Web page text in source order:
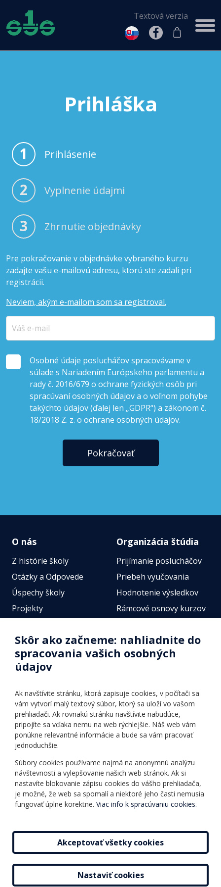
Textová verzia
Prihláška
1 Prihlásenie
2 Vyplnenie údajmi
3 Zhrnutie objednávky
Pre pokračovanie v objednávke vybraného kurzu
zadajte vašu e-mailovú adresu, ktorú ste zadali pri
registrácii.
Neviem, akým e-mailom som sa registroval.
Osobné údaje poslucháčov spracovávame v
súlade s Nariadením Európskeho parlamentu a
rady č. 2016/679 o ochrane fyzických osôb pri
spracúvaní osobných údajov a o voľnom pohybe
takýchto údajov (ďalej len „GDPR“) a zákonom č.
18/2018 Z. z. o ochrane osobných údajov.
Pokračovať
O nás
Z histórie školy
Otázky a Odpovede
Úspechy školy
Projekty
Fotogalérie
Identifikačné údaje školy
Úradné hodiny
Vnútorný poriadok
Organizácia štúdia
Prijímanie poslucháčov
Priebeh vyučovania
Hodnotenie výsledkov
Rámcové osnovy kurzov
Online testy
Ponuka jazykov
Informácie o kurzoch
Online testy
Ako si vybrať a kúpiť
kurz
Príspevky
Rozvrh hodín
Ochrana osobných
údajov
Všeobecné obchodné
podmienky
Skôr ako začneme: nahliadnite do
spracovania vašich osobných
údajov
Ak navštívite stránku, ktorá zapisuje cookies, v počítači sa
vám vytvorí malý textový súbor, ktorý sa uloží vo vašom
prehliadači. Ak rovnakú stránku navštívite nabudúce,
pripojíte sa vďaka nemu na web rýchlejšie. Náš web vám
ponúkne relevantné informácie a bude sa vám pracovať
jednoduchšie.
Súbory cookies používame najmä na anonymnú analýzu
návštevnosti a vylepšovanie našich web stránok. Ak si
nastavíte blokovanie zápisu cookies do vášho prehliadača,
je možné, že web sa spomalí a niektoré jeho časti nemusia
fungovať úplne korektne. Viac info k spracúvaniu cookies.
Akceptovať všetky cookies
Nastaviť cookies